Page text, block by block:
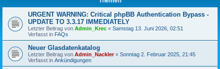
URGENT WARNING: Critical phpBB Authentication Bypass -
UPDATE TO 3.3.17 IMMEDIATELY
Letzter Beitrag von Admin_Krec « Samstag 13. Juni 2026, 02:51
Verfasst in FAQs
Neuer Glasdatenkatalog
Letzter Beitrag von Admin_Nackler« Sonntag 2. Februar 2025, 21:45
Verfasst in Ankündigungen